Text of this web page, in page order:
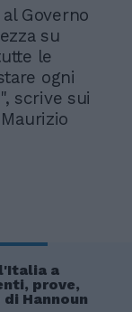
Governo
su
le
ogni
scrive sui
a
prove,
Hannoun